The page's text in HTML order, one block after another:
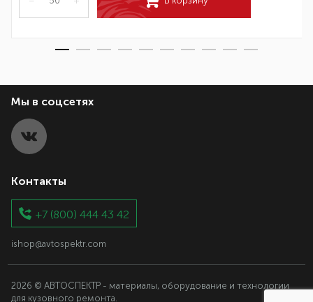
Мы в соцсетях
Контакты
+7 (800) 444 43 42
ishop@avtospektr.com
2026 © АВТОСПЕКТР - материалы, оборудование и технологии
для кузовного ремонта.